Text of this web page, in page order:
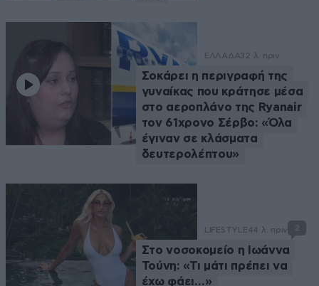
ΕΛΛΑΔΑ32 λ. πριν
Σοκάρει η περιγραφή της
γυναίκας που κράτησε μέσα
στο αεροπλάνο της Ryanair
τον 61χρονο Σέρβο: «Όλα
έγιναν σε κλάσματα
δευτερολέπτου»
LIFESTYLE44 λ. πριν 2
Στο νοσοκομείο η Ιωάννα
Τούνη: «Τι μάτι πρέπει να
έχω φάει…»